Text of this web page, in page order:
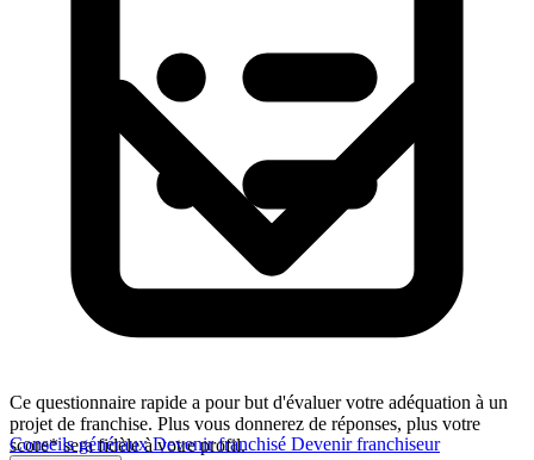
Conseils générauxDevenir franchisé Devenir franchiseur
Ce questionnaire rapide a pour but d'évaluer votre adéquation à un
projet de franchise. Plus vous donnerez de réponses, plus votre
score* sera fidèle à votre profil.